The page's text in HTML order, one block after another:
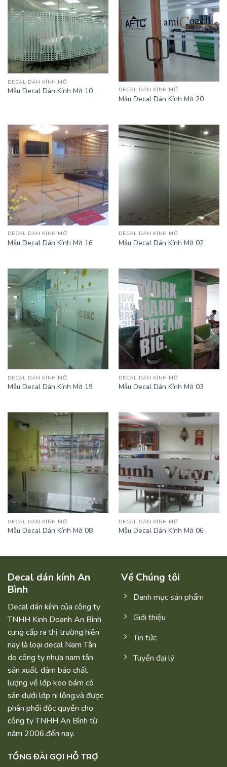
DECAL DÁN KÍNH MỜ
Mẫu Decal Dán Kính Mờ 10 DECAL DÁN KÍNH MỜ
Mẫu Decal Dán Kính Mờ 20
DECAL DÁN KÍNH MỜ
Mẫu Decal Dán Kính Mờ 16
DECAL DÁN KÍNH MỜ
Mẫu Decal Dán Kính Mờ 02
DECAL DÁN KÍNH MỜ
Mẫu Decal Dán Kính Mờ 19
DECAL DÁN KÍNH MỜ
Mẫu Decal Dán Kính Mờ 03
DECAL DÁN KÍNH MỜ
Mẫu Decal Dán Kính Mờ 08
DECAL DÁN KÍNH MỜ
Mẫu Decal Dán Kính Mờ 06
Decal dán kính An
Bình
Decal dán kính của công ty
TNHH Kinh Doanh An Bình
cung cấp ra thị trường hiện
nay là loại decal Nam Tân
do công ty nhựa nam tân
sản xuất. đảm bảo chất
lượng về lớp keo bám có
sãn dưới lớp ni lông.và được
phân phối độc quyền cho
công ty TNHH An Bình từ
năm 2006.đến nay.
TỔNG ĐÀI GỌI HỖ TRỢ
Về Chúng tôi
Danh mục sản phẩm
Giới thiệu
Tin tức
Tuyển đại lý